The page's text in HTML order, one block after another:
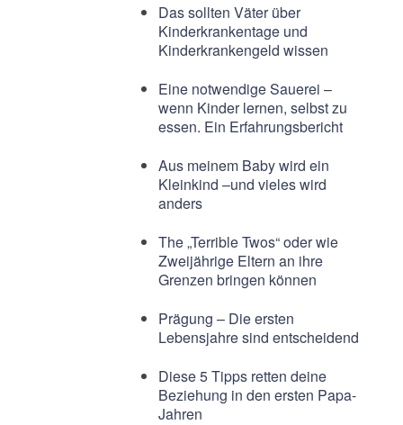
Das sollten Väter über
Kinderkrankentage und
Kinderkrankengeld wissen
Eine notwendige Sauerei –
wenn Kinder lernen, selbst zu
essen. Ein Erfahrungsbericht
Aus meinem Baby wird ein
Kleinkind –und vieles wird
anders
The „Terrible Twos“ oder wie
Zweijährige Eltern an ihre
Grenzen bringen können
Prägung – Die ersten
Lebensjahre sind entscheidend
Diese 5 Tipps retten deine
Beziehung in den ersten Papa-
Jahren